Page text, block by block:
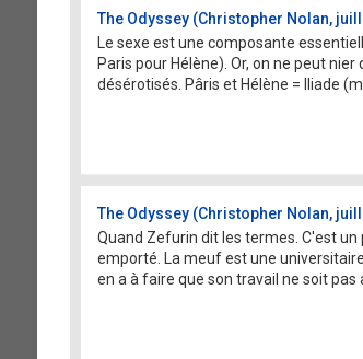
The Odyssey (Christopher Nolan,
Le sexe est une composante
Paris pour Hélène). Or, on ne peut
désérotisés. Pâris et Hélène = Iliade
The Odyssey (Christopher Nolan,
Quand Zefurin dit les termes. C'est un
emporté. La meuf est une
en a à faire que son travail ne soit pas